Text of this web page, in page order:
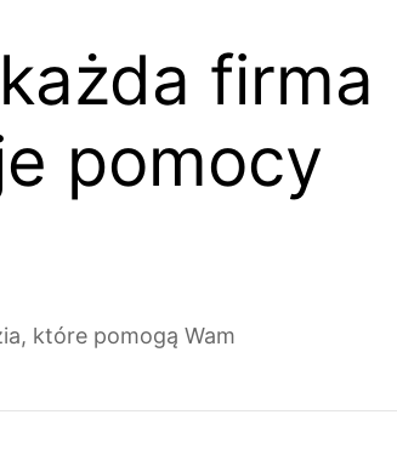
firma
pomocy
które pomogą Wam